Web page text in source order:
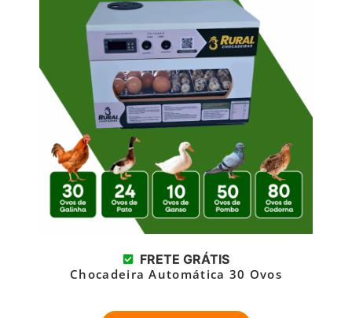
FRETE GRÁTIS
Chocadeira Automática 30 Ovos